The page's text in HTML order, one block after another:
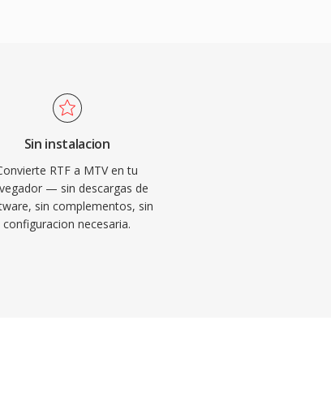
Sin instalacion
RTF a MTV en tu
— sin descargas de
sin complementos, sin
configuracion necesaria.